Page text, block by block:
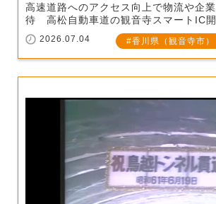
高速道路へのアクセス向上で物流や企
待 高松自動車道の観音寺スマートIC開
2026.07.04 香川県（観音寺市）